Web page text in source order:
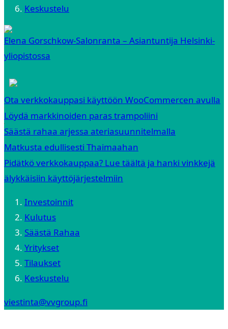
Keskustelu
Elena Gorschkow-Salonranta – Asiantuntija Helsinki-
yliopistossa
Ota verkkokauppasi käyttöön WooCommercen avulla
Löydä markkinoiden paras trampoliini
Säästä rahaa arjessa ateriasuunnitelmalla
Matkusta edullisesti Thaimaahan
Pidätkö verkkokauppaa? Lue täältä ja hanki vinkkejä
älykkäisiin käyttöjärjestelmiin
Investoinnit
Kulutus
Säästä Rahaa
Yritykset
Tilaukset
Keskustelu
viestinta@vvgroup.fi